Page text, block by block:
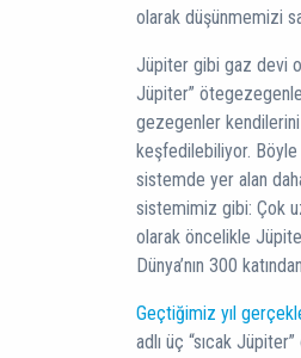
olarak düşünmemizi
Jüpiter gibi gaz devi
Jüpiter”
gezegenler
keşfedilebiliyor. Böyle
sistemde yer alan
sistemimiz gibi: Çok
olarak öncelikle
Dünya’nın 300
Geçtiğimiz yıl
adlı üç “sıcak